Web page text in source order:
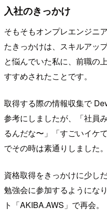
入社のきっかけ
そもそもオンプレエンジニ
たきっかけは、スキルアッ
と悩んでいた私に、前職の
すすめされたことです。
取得する際の情報収集で
参考にしましたが、「社員
るんだな〜」「すごいイケ
でその時は素通りしました。
資格取得をきっかけに少し
勉強会に参加するようにな
ト「AKIBA.AWS」で再会。